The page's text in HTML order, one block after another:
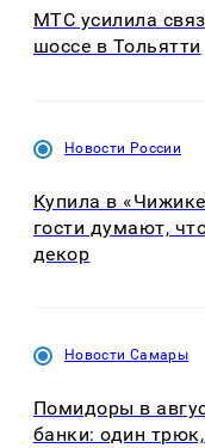
МТС усилила
шоссе в Тольятти
Новости России
Купила в
гости думают,
декор
Новости Самары
Помидоры в
банки: один